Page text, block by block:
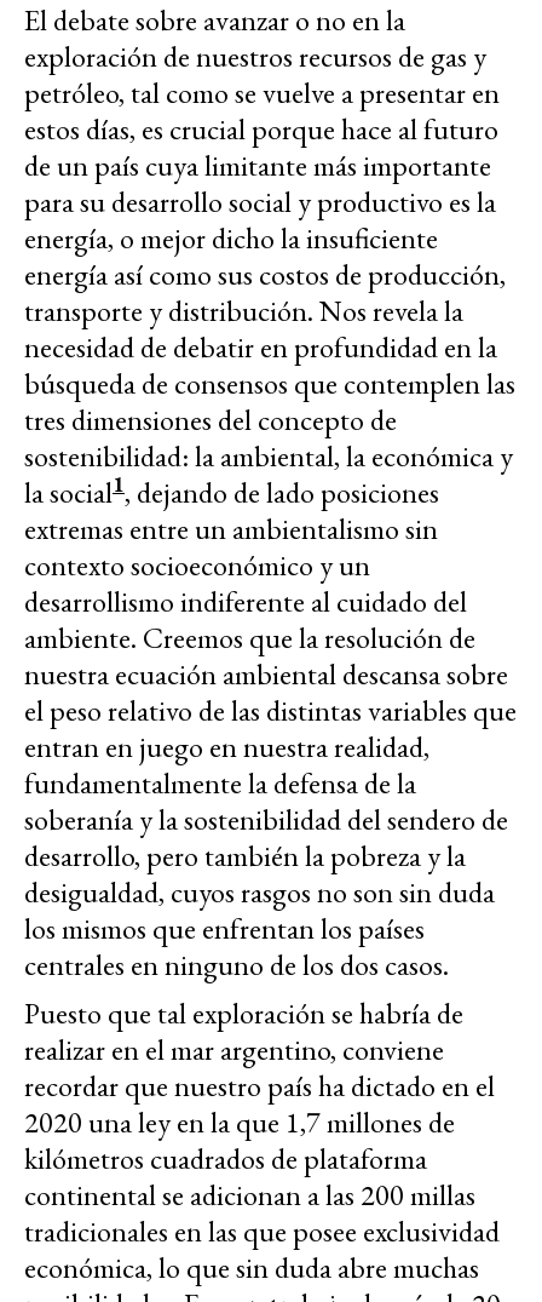
El debate sobre avanzar o no en la
exploración de nuestros recursos de gas y
petróleo, tal como se vuelve a presentar en
estos días, es crucial porque hace al futuro
de un país cuya limitante más importante
para su desarrollo social y productivo es la
energía, o mejor dicho la insuficiente
energía así como sus costos de producción,
transporte y distribución. Nos revela la
necesidad de debatir en profundidad en la
búsqueda de consensos que contemplen las
tres dimensiones del concepto de
sostenibilidad: la ambiental, la económica y
la social1, dejando de lado posiciones
extremas entre un ambientalismo sin
contexto socioeconómico y un
desarrollismo indiferente al cuidado del
ambiente. Creemos que la resolución de
nuestra ecuación ambiental descansa sobre
el peso relativo de las distintas variables que
entran en juego en nuestra realidad,
fundamentalmente la defensa de la
soberanía y la sostenibilidad del sendero de
desarrollo, pero también la pobreza y la
desigualdad, cuyos rasgos no son sin duda
los mismos que enfrentan los países
centrales en ninguno de los dos casos.
Puesto que tal exploración se habría de
realizar en el mar argentino, conviene
recordar que nuestro país ha dictado en el
2020 una ley en la que 1,7 millones de
kilómetros cuadrados de plataforma
continental se adicionan a las 200 millas
tradicionales en las que posee exclusividad
económica, lo que sin duda abre muchas